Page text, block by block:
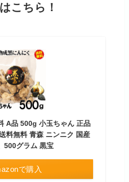
こちら！
A品 500g 小玉ちゃん 正品
料無料 青森 ニンニク 国産
500グラム 黒宝
で購入